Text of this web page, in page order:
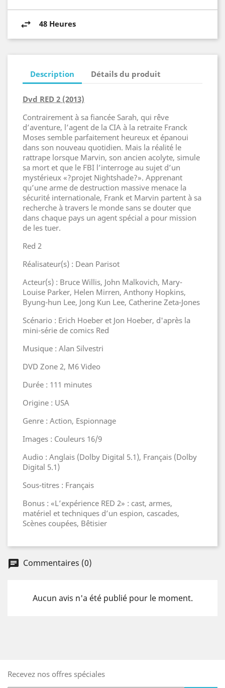
48 Heures
Description Détails du produit
Dvd RED 2 (2013)
Contrairement à sa fiancée Sarah, qui rêve
d’aventure, l’agent de la CIA à la retraite Franck
Moses semble parfaitement heureux et épanoui
dans son nouveau quotidien. Mais la réalité le
rattrape lorsque Marvin, son ancien acolyte, simule
sa mort et que le FBI l’interroge au sujet d’un
mystérieux «?projet Nightshade?». Apprenant
qu’une arme de destruction massive menace la
sécurité internationale, Frank et Marvin partent à sa
recherche à travers le monde sans se douter que
dans chaque pays un agent spécial a pour mission
de les tuer.
Red 2
Réalisateur(s) : Dean Parisot
Acteur(s) : Bruce Willis, John Malkovich, Mary-
Louise Parker, Helen Mirren, Anthony Hopkins,
Byung-hun Lee, Jong Kun Lee, Catherine Zeta-Jones
Scénario : Erich Hoeber et Jon Hoeber, d'après la
mini-série de comics Red
Musique : Alan Silvestri
DVD Zone 2, M6 Video
Durée : 111 minutes
Origine : USA
Genre : Action, Espionnage
Images : Couleurs 16/9
Audio : Anglais (Dolby Digital 5.1), Français (Dolby
Digital 5.1)
Sous-titres : Français
Bonus : «L’expérience RED 2» : cast, armes,
matériel et techniques d’un espion, cascades,
Scènes coupées, Bêtisier
Commentaires (0)
Aucun avis n'a été publié pour le moment.
Recevez nos offres spéciales